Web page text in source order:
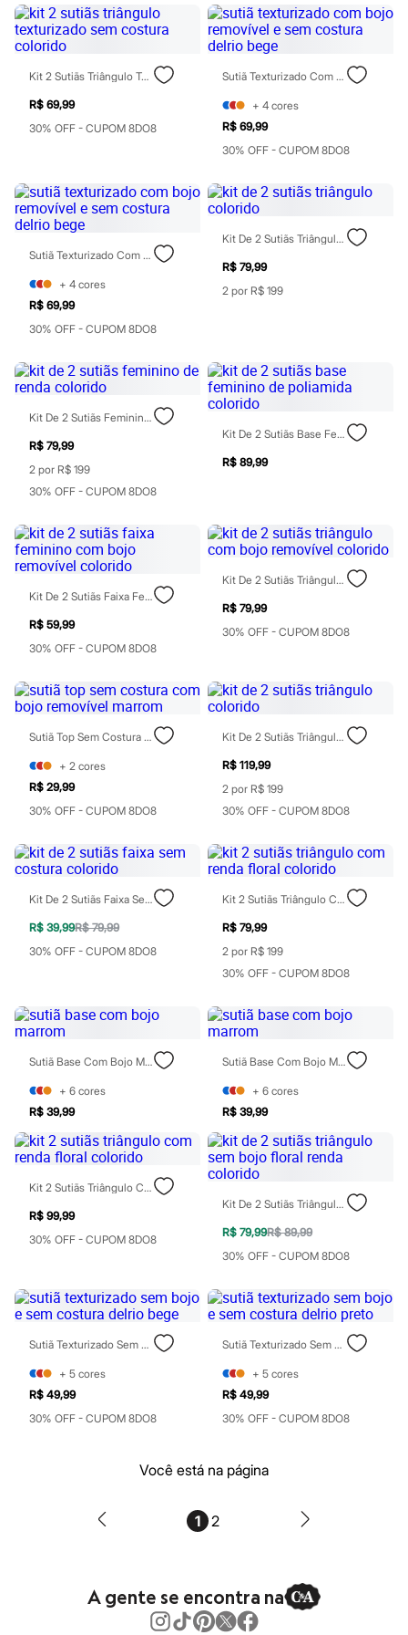
Patrulha Canina
Sonic
Stitch
Kits
Perfumes árabes
Novidades
Cabelos
Finalizadores
Shampoo
Tratamento
Cuidados com o corpo
Protetor solar
Tratamento
Cuidados com o rosto
Esfoliante
Hidratante
Tônicos
Maquiagens
Base
Batom
Blush
Corretivo
Gloss
Pó facial
Sombras
Banderas
Beleza C&A
Boca Rosa
Bruna Tavares
Carolina Herrera
Ciclo
Fran by Franciny Ehlke
Lancôme
Mascavo
Niina Secrets
Océane
Payot
Real Techniques
Vizzela
Vult
Perfumes
Perfumes infantis
Perfumes masculinos
Mindse7
Novidades
Blusas
Calças
Shorts e Bermudas
T-shirt
Acessórios
Alfaiataria
Calçados
Guarda-roupa
Moda esportiva
Plus size
Special Basics
Calçados
Novidades
Feminino
Chinelos
Sandálias
Sapatilhas
Scarpin
Tênis
Masculino
Chinelos
Sandálias
Kit 2 Sutiãs Triângulo Texturizado Sem Costura Colorido
R$ 69,99
30% OFF - CUPOM 8DO8
Sutiã Texturizado Com Bojo Removível E Sem Costura Delrio Bege
+ 4 cores
R$ 69,99
30% OFF - CUPOM 8DO8
Sutiã Texturizado Com Bojo Removível E Sem Costura Delrio Bege
+ 4 cores
R$ 69,99
30% OFF - CUPOM 8DO8
Kit De 2 Sutiãs Triângulo Colorido
R$ 79,99
2 por R$ 199
Kit De 2 Sutiãs Feminino De Renda Colorido
R$ 79,99
2 por R$ 199
30% OFF - CUPOM 8DO8
Kit De 2 Sutiãs Base Feminino De Poliamida Colorido
R$ 89,99
Kit De 2 Sutiãs Faixa Feminino Com Bojo Removível Colorido
R$ 59,99
30% OFF - CUPOM 8DO8
Kit De 2 Sutiãs Triângulo Com Bojo Removível Colorido
R$ 79,99
30% OFF - CUPOM 8DO8
Sutiã Top Sem Costura Com Bojo Removível Marrom
+ 2 cores
R$ 29,99
30% OFF - CUPOM 8DO8
Kit De 2 Sutiãs Triângulo Colorido
R$ 119,99
2 por R$ 199
30% OFF - CUPOM 8DO8
Kit De 2 Sutiãs Faixa Sem Costura Colorido
R$ 39,99R$ 79,99
30% OFF - CUPOM 8DO8
Kit 2 Sutiãs Triângulo Com Renda Floral Colorido
R$ 79,99
2 por R$ 199
30% OFF - CUPOM 8DO8
Sutiã Base Com Bojo Marrom
+ 6 cores
R$ 39,99
Sutiã Base Com Bojo Marrom
+ 6 cores
R$ 39,99
Kit 2 Sutiãs Triângulo Com Renda Floral Colorido
R$ 99,99
30% OFF - CUPOM 8DO8
Kit De 2 Sutiãs Triângulo Sem Bojo Floral Renda Colorido
R$ 79,99R$ 89,99
30% OFF - CUPOM 8DO8
Sutiã Texturizado Sem Bojo E Sem Costura Delrio Bege
+ 5 cores
R$ 49,99
30% OFF - CUPOM 8DO8
Sutiã Texturizado Sem Bojo E Sem Costura Delrio Preto
+ 5 cores
R$ 49,99
30% OFF - CUPOM 8DO8
Você está na página
1 2
A gente se encontra na